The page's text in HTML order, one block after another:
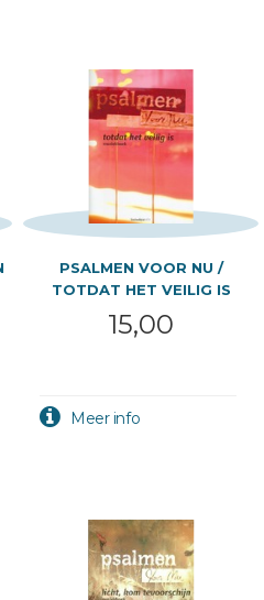
PSALMEN VOOR NU /
TOTDAT HET VEILIG IS
15,00